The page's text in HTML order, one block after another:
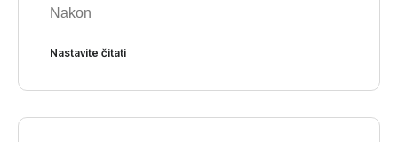
Nakon
Nastavite čitati